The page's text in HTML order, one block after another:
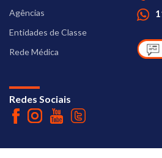
Agências
Entidades de Classe
Rede Médica
Redes Sociais